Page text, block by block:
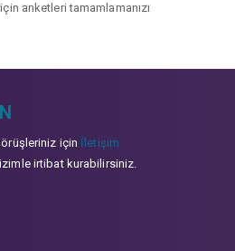
anketleri tamamlamanızı
için İletişim
irtibat kurabilirsiniz.